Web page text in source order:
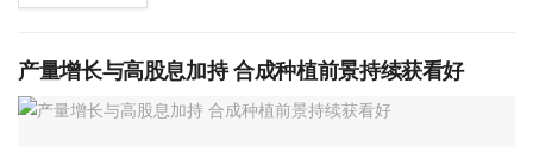
产量增长与高股息加持 合成种植前景持续获看好